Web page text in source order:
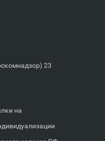
23
на